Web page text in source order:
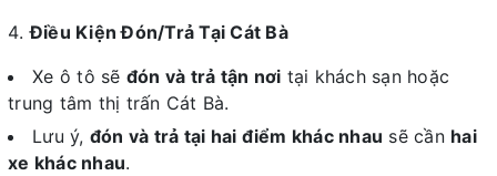
Điều Kiện Đón/Trả Tại Cát Bà
Xe ô tô sẽ đón và trả tận nơi tại khách sạn hoặc
trung tâm thị trấn Cát Bà.
Lưu ý, đón và trả tại hai điểm khác nhau sẽ cần hai
xe khác nhau.